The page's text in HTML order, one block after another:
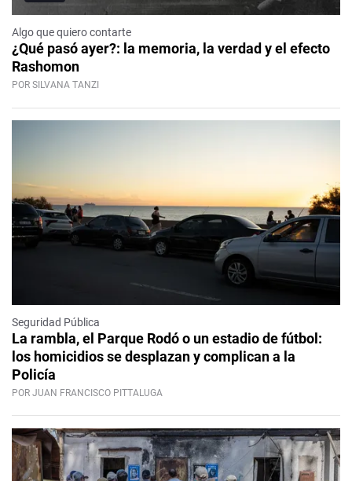
Algo que quiero contarte
¿Qué pasó ayer?: la memoria, la verdad y el efecto
Rashomon
POR SILVANA TANZI
Seguridad Pública
La rambla, el Parque Rodó o un estadio de fútbol:
los homicidios se desplazan y complican a la
Policía
POR JUAN FRANCISCO PITTALUGA